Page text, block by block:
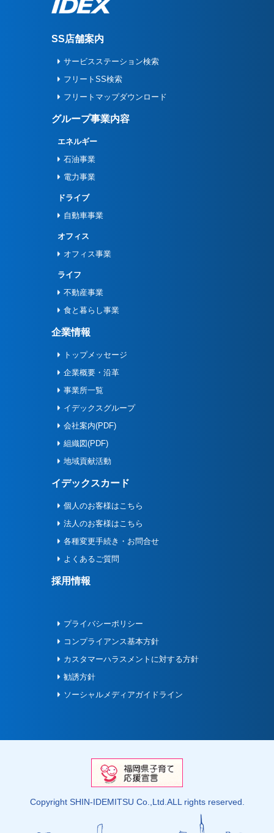
SS店舗案内
サービスステーション検索
フリートSS検索
フリートマップダウンロード
グループ事業内容
エネルギー
石油事業
電力事業
ドライブ
自動車事業
オフィス
オフィス事業
ライフ
不動産事業
食と暮らし事業
企業情報
トップメッセージ
企業概要・沿革
事業所一覧
イデックスグループ
会社案内(PDF)
組織図(PDF)
地域貢献活動
イデックスカード
個人のお客様はこちら
法人のお客様はこちら
各種変更手続き・お問合せ
よくあるご質問
採用情報
プライバシーポリシー
コンプライアンス基本方針
カスタマーハラスメントに対する方針
勧誘方針
ソーシャルメディアガイドライン
Copyright SHIN-IDEMITSU Co.,Ltd.ALL rights reserved.